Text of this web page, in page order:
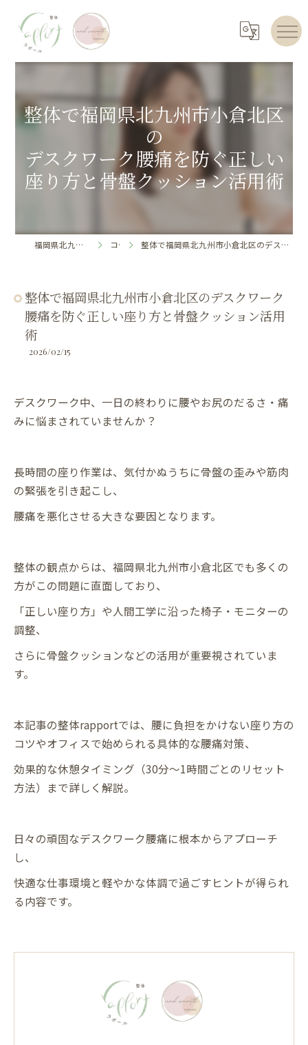
整体で福岡県北九州市小倉北区
の
デスクワーク腰痛を防ぐ正しい
座り方と骨盤クッション活用術
福岡県北九州のエステならrapport コラム 整体で福岡県北九州市小倉北区のデスクワーク腰痛を防ぐ正しい座り方と骨盤クッション活用術
整体で福岡県北九州市小倉北区のデスクワーク
腰痛を防ぐ正しい座り方と骨盤クッション活用
術
2026/02/15
デスクワーク中、一日の終わりに腰やお尻のだるさ・痛
みに悩まされていませんか？
長時間の座り作業は、気付かぬうちに骨盤の歪みや筋肉
の緊張を引き起こし、
腰痛を悪化させる大きな要因となります。
整体の観点からは、福岡県北九州市小倉北区でも多くの
方がこの問題に直面しており、
「正しい座り方」や人間工学に沿った椅子・モニターの
調整、
さらに骨盤クッションなどの活用が重要視されていま
す。
本記事の整体rapportでは、腰に負担をかけない座り方の
コツやオフィスで始められる具体的な腰痛対策、
効果的な休憩タイミング（30分〜1時間ごとのリセット
方法）まで詳しく解説。
日々の頑固なデスクワーク腰痛に根本からアプローチ
し、
快適な仕事環境と軽やかな体調で過ごすヒントが得られ
る内容です。